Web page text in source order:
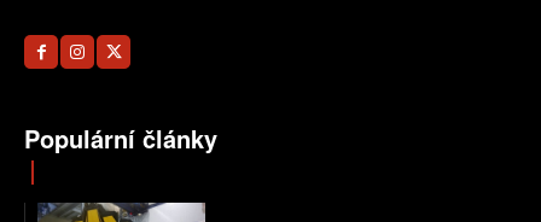
Populární články